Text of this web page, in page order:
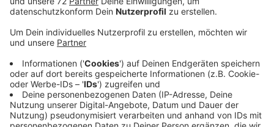
und im Internet nach Holzhändlern gesucht. Er staunte
zu deutlich günstigeren Preisen als in der Region an.
Komisch, das Geld sollte er an eine Firma in Frankreich
überweisen. Und die Angaben im Impressum waren
völlig lückenhaft. Alles Anzeichen eines Fakeshops.